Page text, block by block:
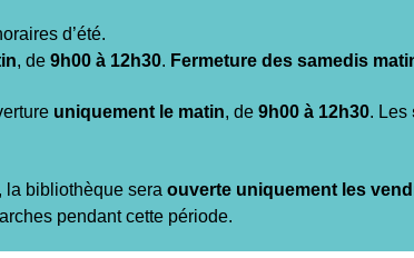
d’été.
, de 9h00 à 12h30. Fermeture des samedis
uniquement le matin, de 9h00 à 12h30. Les
, la bibliothèque sera ouverte uniquement les
pendant cette période.